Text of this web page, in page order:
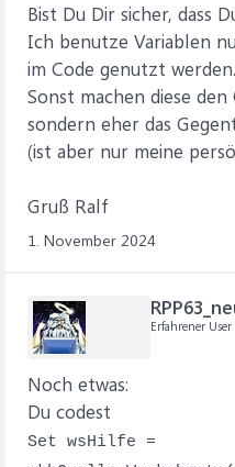
Bist Du Dir sicher, dass
Ich benutze Variablen
im Code genutzt werden.
Sonst machen diese
sondern eher das
(ist aber nur meine
Gruß Ralf
1. November 2024
Erfahrener User
Noch etwas:
Du codest
Set wsHilfe =